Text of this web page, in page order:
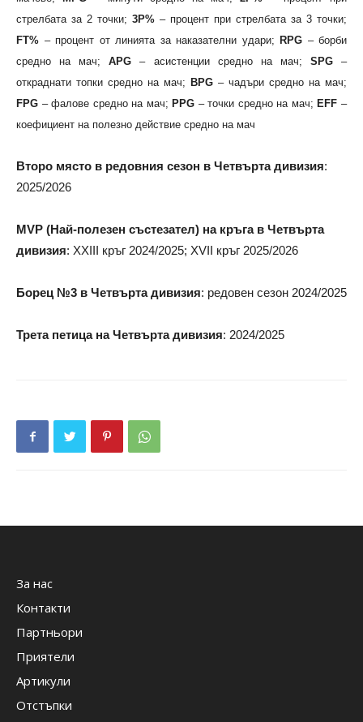
стрелбата за 2 точки; 3P% – процент при стрелбата за 3 точки;
FT% – процент от линията за наказателни удари; RPG – борби
средно на мач;APG – асистенции средно на мач; SPG–
откраднати топки средно на мач; BPG – чадъри средно на мач;
FPG – фалове средно на мач; PPG – точки средно на мач; EFF –
коефициент на полезно действие средно на мач
Второ място в редовния сезон в Четвърта дивизия:
2025/2026
MVP (Най-полезен състезател) на кръга в Четвърта
дивизия: XXIII кръг 2024/2025; XVII кръг 2025/2026
Борец №3 в Четвърта дивизия: редовен сезон 2024/2025
Трета петица на Четвърта дивизия: 2024/2025
За нас
Контакти
Партньори
Приятели
Артикули
Отстъпки